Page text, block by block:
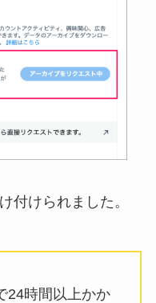
付けられました。
24時間以上かか